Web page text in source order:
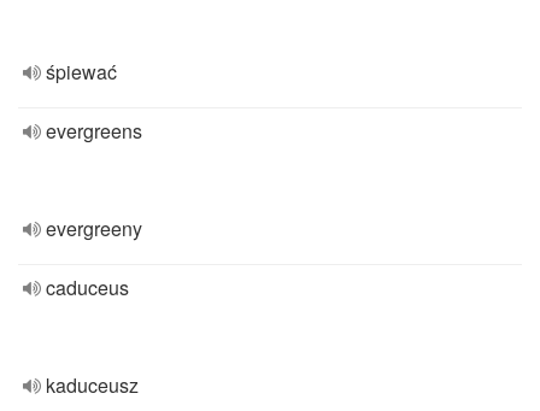
śpiewać
evergreens
evergreeny
caduceus
kaduceusz